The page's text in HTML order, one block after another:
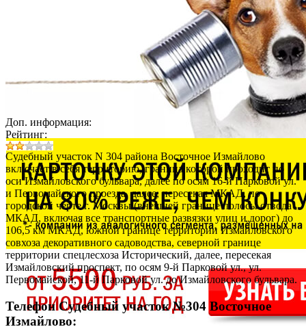
Доп. информация:
Рейтинг:
Судебный участок N 304 района Восточное Измайлово
включает в себя территорию, граница которой проходит по
оси Измайловского бульвара, далее по осям 16-й Парковой ул.
и Первомайского проезда, далее, пересекая МКАД, по
городской черте г. Москвы (внешней границе полосы отвода
МКАД, включая все транспортные развязки улиц и дорог) до
106,5 км МКАД, южной границе территории Измайловского
совхоза декоративного садоводства, северной границе
территории спецлесхоза Исторический, далее, пересекая
Измайловский проспект, по осям 9-й Парковой ул., ул.
Первомайской, 11-й Парковой ул. до Измайловского бульвара.
Телефон Судебный участок №304 Восточное
Измайлово: